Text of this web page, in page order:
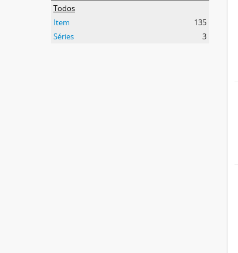
Todos
Item
135
Séries
3